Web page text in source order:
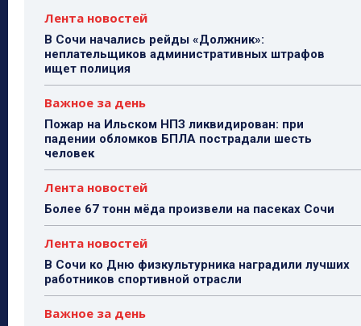
Лента новостей
В Сочи начались рейды «Должник»:
неплательщиков административных штрафов
ищет полиция
Важное за день
Пожар на Ильском НПЗ ликвидирован: при
падении обломков БПЛА пострадали шесть
человек
Лента новостей
Более 67 тонн мёда произвели на пасеках Сочи
Лента новостей
В Сочи ко Дню физкультурника наградили лучших
работников спортивной отрасли
Важное за день